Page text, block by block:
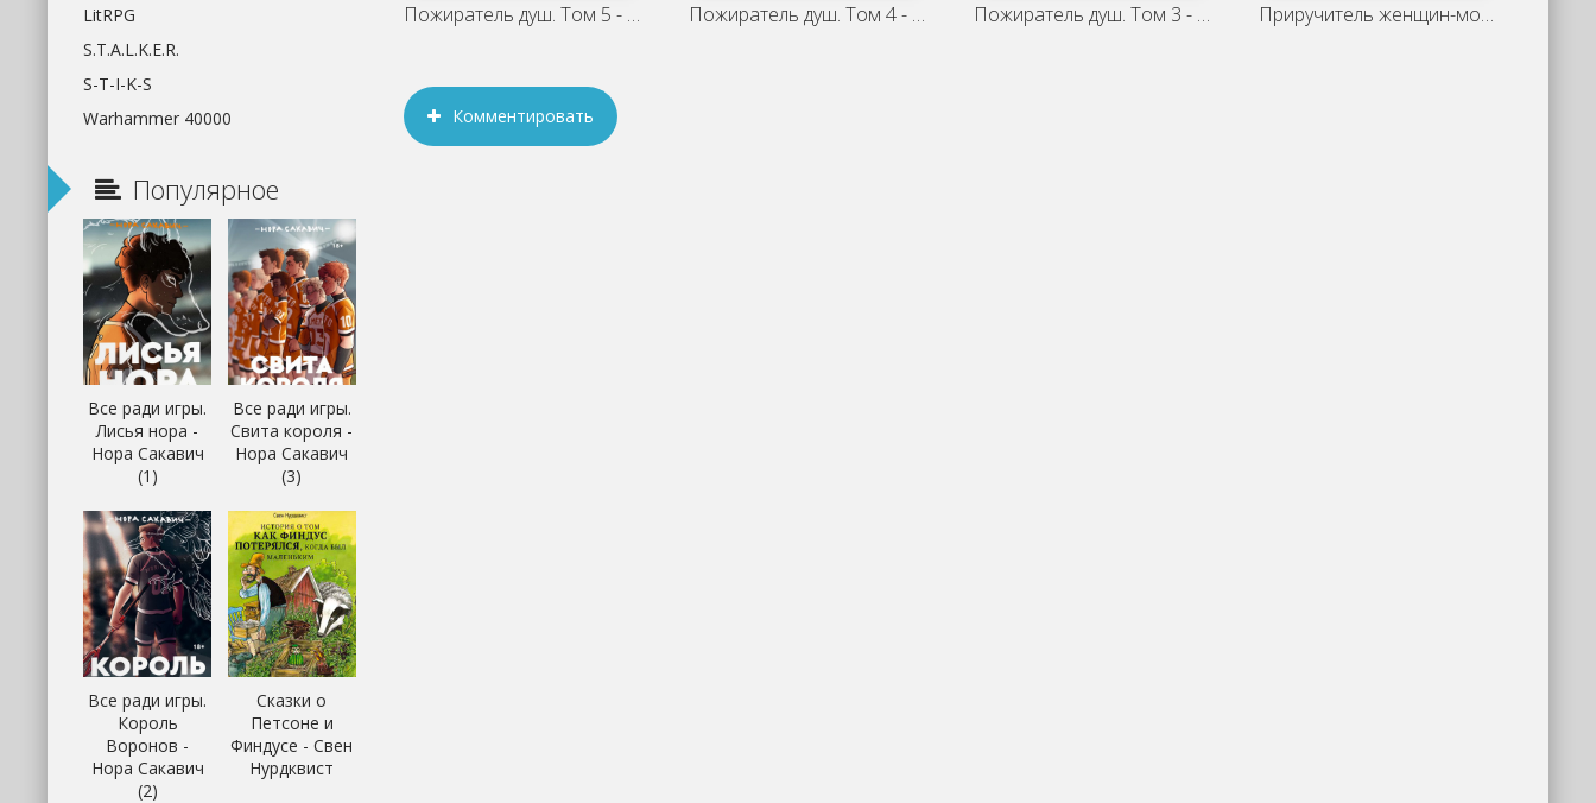
Пожиратель душ. Том 5 - Дорничев Дмитрий Пожиратель душ. Том 4 - Дорничев Дмитрий Пожиратель душ. Том 3 - Дорничев Дмитрий Приручитель женщин-монстров. Том 2 -
Комментировать
LitRPG
S.T.A.L.K.E.R.
S-T-I-K-S
Warhammer 40000
Популярное
Все ради игры.
Лисья нора -
Нора Сакавич
(1)
Все ради игры.
Свита короля -
Нора Сакавич
(3)
Все ради игры.
Король
Воронов -
Нора Сакавич
(2)
Сказки о
Петсоне и
Финдусе - Свен
Нурдквист